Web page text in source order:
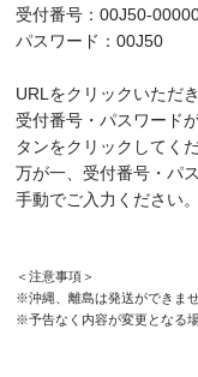
受付番号：00J50-
パスワード：00J50
URLをクリックいただ
受付番号・パスワード
タンをクリックしてくだ
万が一、受付番号・パ
手動でご入力ください。
＜注意事項＞
※沖縄、離島は発送ができませ
※予告なく内容が変更となる